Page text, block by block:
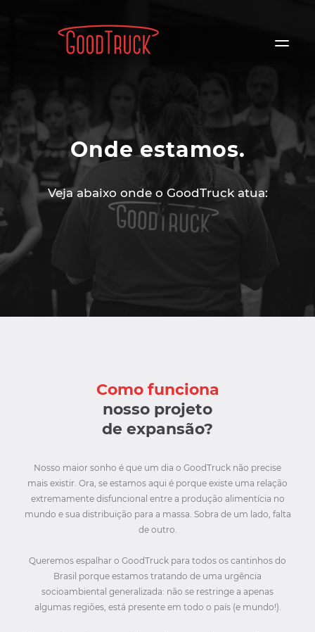
Onde estamos.
Veja abaixo onde o GoodTruck atua:
Como funciona
nosso projeto
de expansão?
Nosso maior sonho é que um dia o GoodTruck não precise
mais existir. Ora, se estamos aqui é porque existe uma relação
extremamente disfuncional entre a produção alimentícia no
mundo e sua distribuição para a massa. Sobra de um lado, falta
de outro.
Queremos espalhar o GoodTruck para todos os cantinhos do
Brasil porque estamos tratando de uma urgência
socioambiental generalizada: não se restringe a apenas
algumas regiões, está presente em todo o país (e mundo!).